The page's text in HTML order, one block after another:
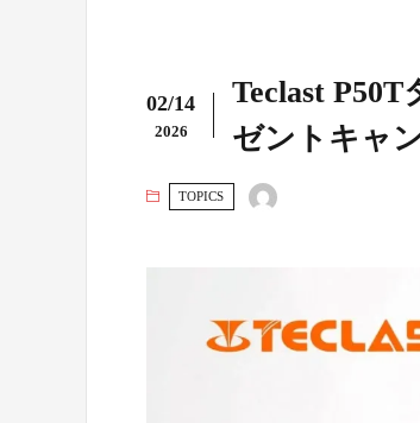
02/14
2026
Teclast
ゼントキャ
TOPICS